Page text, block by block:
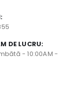
DE LUCRU:
- 10:00AM -